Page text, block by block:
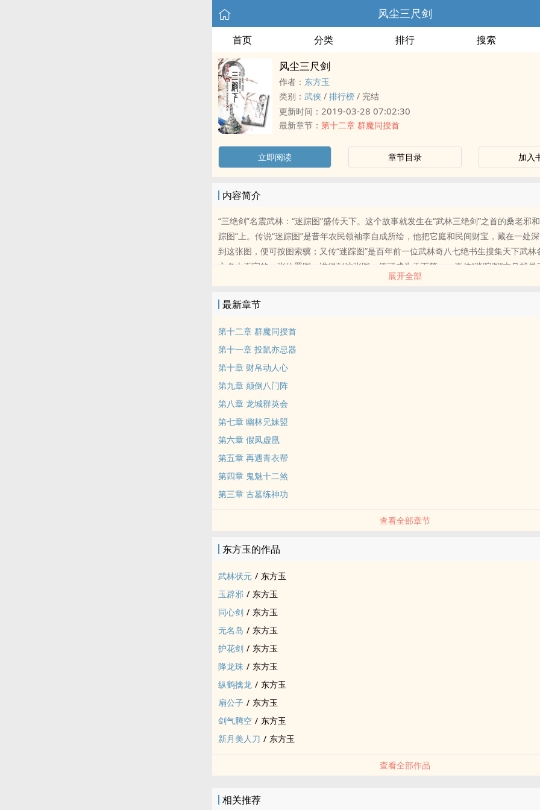
风尘三尺剑
首页 分类 排行 搜索
风尘三尺剑
作者： 东方玉
类别： 武侠 / 排行榜 / 完结
更新时间： 2019-03-28 07:02:30
最新章节： 第十二章 群魔同授首
立即阅读 章节目录 加入
内容简介
“三绝剑”名震武林：“迷踪图”盛传天下。这个故事就发生在“武林三绝剑”之首的桑老邪
踪图”上。传说“迷踪图”是昔年农民领袖李自成所绘，他把它庭和民间财宝，藏在一处
到这张图，便可按图索骥；又传“迷踪图”是百年前一位武林奇八七绝书生搜集天下武林
之名山石室的一张位置图，谁得到这张图，便可成为天下第一；再传“迷踪图”本身就是
踪图”便可天下无敌。反正有关“迷踪图”的传说众说纷法，莫衷一是。此书故事新颖，情
展开全部
最新章节
第十二章 群魔同授首
第十一章 投鼠亦忌器
第十章 财帛动人心
第九章 颠倒八门阵
第八章 龙城群英会
第七章 幽林‎‌­兄‍妹​盟
第六章 假凤虚凰
第五章 再遇青衣帮
第四章 鬼魅十二煞
第三章 古墓练神功
查看全部章节
东方玉的作品
武林状元 / 东方玉
玉辟邪 / 东方玉
同心剑 / 东方玉
无名岛 / 东方玉
护花剑 / 东方玉
降龙珠 / 东方玉
纵鹤擒龙 / 东方玉
扇公子 / 东方玉
剑气腾空 / 东方玉
新月美人刀 / 东方玉
查看全部作品
相关推荐